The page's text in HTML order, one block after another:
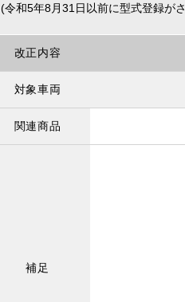
(令和5年8月31日以前に型式登録が
改正内容
対象車両
関連商品
補足